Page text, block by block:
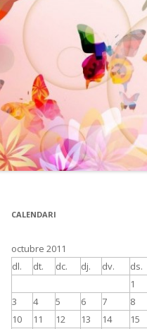
CALENDARI
octubre 2011
dl.
dt. dc. dj. dv. ds.
1
3
4 5 6 7 8
10
11 12 13 14 15